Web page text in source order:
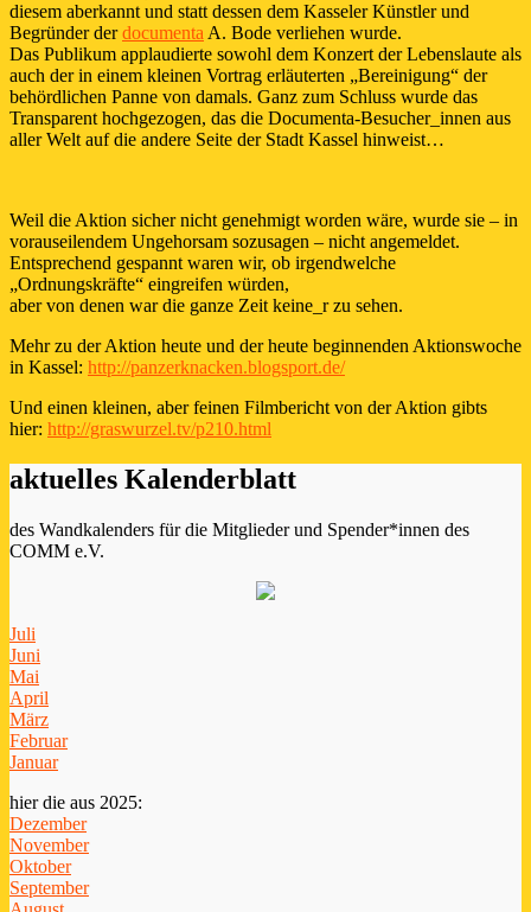
diesem aberkannt und statt dessen dem Kasseler Künstler und
Begründer derdocumenta A. Bode verliehen wurde.
Das Publikum applaudierte sowohl dem Konzert der Lebenslaute als
auch der in einem kleinen Vortrag erläuterten „Bereinigung“ der
behördlichen Panne von damals. Ganz zum Schluss wurde das
Transparent hochgezogen, das die Documenta-Besucher_innen aus
aller Welt auf die andere Seite der Stadt Kassel hinweist…
Weil die Aktion sicher nicht genehmigt worden wäre, wurde sie – in
vorauseilendem Ungehorsam sozusagen – nicht angemeldet.
Entsprechend gespannt waren wir, ob irgendwelche
„Ordnungskräfte“ eingreifen würden,
aber von denen war die ganze Zeit keine_r zu sehen.
Mehr zu der Aktion heute und der heute beginnenden Aktionswoche
in Kassel: http://panzerknacken.blogsport.de/
Und einen kleinen, aber feinen Filmbericht von der Aktion gibts
hier: http://graswurzel.tv/p210.html
aktuelles Kalenderblatt
des Wandkalenders für die Mitglieder und Spender*innen des
COMM e.V.
Juli
Juni
Mai
April
März
Februar
Januar
hier die aus 2025:
Dezember
November
Oktober
September